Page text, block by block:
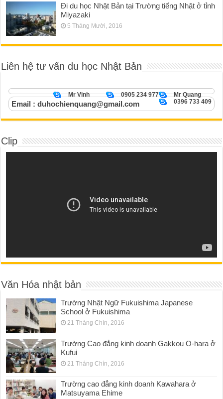
Đi du học Nhật Bản tại Trường tiếng Nhật ở tỉnh
Miyazaki
5 Tháng Mười, 2016
Liên hệ tư vấn du học Nhật Bản
Mr Quang
0905 234 977
Mr Vinh
0396 733 409
Email : duhochienquang@gmail.com
Clip
Văn Hóa nhật bản
Trường Nhật Ngữ Fukuishima Japanese
School ở Fukuishima
21 Tháng Chín, 2016
Trường Cao đẳng kinh doanh Gakkou O-hara ở
Kufui
21 Tháng Chín, 2016
Trường cao đẳng kinh doanh Kawahara ở
Matsuyama Ehime